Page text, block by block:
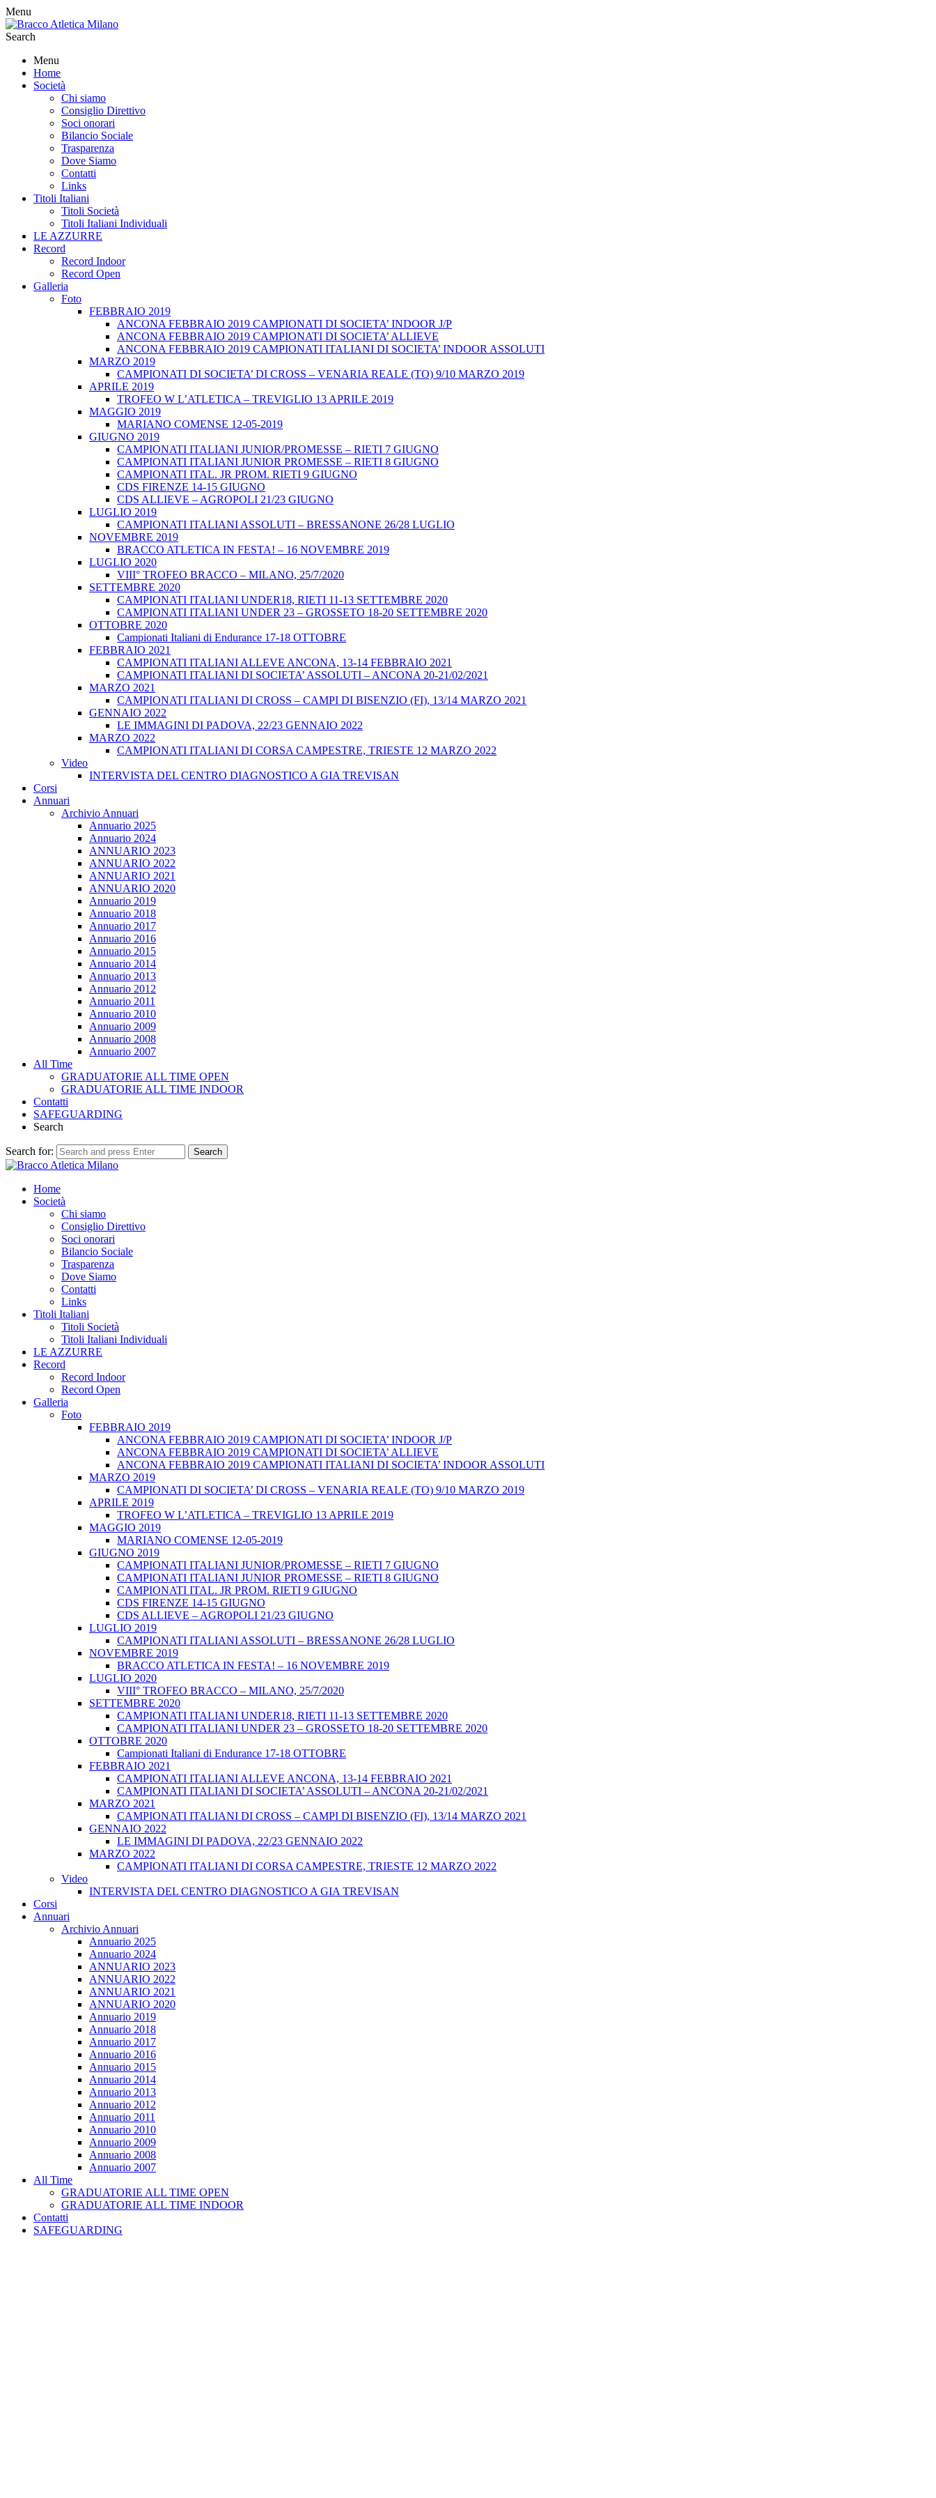
Menu
Search
Menu
Home
Società
Chi siamo
Consiglio Direttivo
Soci onorari
Bilancio Sociale
Trasparenza
Dove Siamo
Contatti
Links
Titoli Italiani
Titoli Società
Titoli Italiani Individuali
LE AZZURRE
Record
Record Indoor
Record Open
Galleria
Foto
FEBBRAIO 2019
ANCONA FEBBRAIO 2019 CAMPIONATI DI SOCIETA’ INDOOR J/P
ANCONA FEBBRAIO 2019 CAMPIONATI DI SOCIETA’ ALLIEVE
ANCONA FEBBRAIO 2019 CAMPIONATI ITALIANI DI SOCIETA’ INDOOR ASSOLUTI
MARZO 2019
CAMPIONATI DI SOCIETA’ DI CROSS – VENARIA REALE (TO) 9/10 MARZO 2019
APRILE 2019
TROFEO W L’ATLETICA – TREVIGLIO 13 APRILE 2019
MAGGIO 2019
MARIANO COMENSE 12-05-2019
GIUGNO 2019
CAMPIONATI ITALIANI JUNIOR/PROMESSE – RIETI 7 GIUGNO
CAMPIONATI ITALIANI JUNIOR PROMESSE – RIETI 8 GIUGNO
CAMPIONATI ITAL. JR PROM. RIETI 9 GIUGNO
CDS FIRENZE 14-15 GIUGNO
CDS ALLIEVE – AGROPOLI 21/23 GIUGNO
LUGLIO 2019
CAMPIONATI ITALIANI ASSOLUTI – BRESSANONE 26/28 LUGLIO
NOVEMBRE 2019
BRACCO ATLETICA IN FESTA! – 16 NOVEMBRE 2019
LUGLIO 2020
VIII° TROFEO BRACCO – MILANO, 25/7/2020
SETTEMBRE 2020
CAMPIONATI ITALIANI UNDER18, RIETI 11-13 SETTEMBRE 2020
CAMPIONATI ITALIANI UNDER 23 – GROSSETO 18-20 SETTEMBRE 2020
OTTOBRE 2020
Campionati Italiani di Endurance 17-18 OTTOBRE
FEBBRAIO 2021
CAMPIONATI ITALIANI ALLEVE ANCONA, 13-14 FEBBRAIO 2021
CAMPIONATI ITALIANI DI SOCIETA’ ASSOLUTI – ANCONA 20-21/02/2021
MARZO 2021
CAMPIONATI ITALIANI DI CROSS – CAMPI DI BISENZIO (FI), 13/14 MARZO 2021
GENNAIO 2022
LE IMMAGINI DI PADOVA, 22/23 GENNAIO 2022
MARZO 2022
CAMPIONATI ITALIANI DI CORSA CAMPESTRE, TRIESTE 12 MARZO 2022
Video
INTERVISTA DEL CENTRO DIAGNOSTICO A GIA TREVISAN
Corsi
Annuari
Archivio Annuari
Annuario 2025
Annuario 2024
ANNUARIO 2023
ANNUARIO 2022
ANNUARIO 2021
ANNUARIO 2020
Annuario 2019
Annuario 2018
Annuario 2017
Annuario 2016
Annuario 2015
Annuario 2014
Annuario 2013
Annuario 2012
Annuario 2011
Annuario 2010
Annuario 2009
Annuario 2008
Annuario 2007
All Time
GRADUATORIE ALL TIME OPEN
GRADUATORIE ALL TIME INDOOR
Contatti
SAFEGUARDING
Search
Search for: Search
Home
Società
Chi siamo
Consiglio Direttivo
Soci onorari
Bilancio Sociale
Trasparenza
Dove Siamo
Contatti
Links
Titoli Italiani
Titoli Società
Titoli Italiani Individuali
LE AZZURRE
Record
Record Indoor
Record Open
Galleria
Foto
FEBBRAIO 2019
ANCONA FEBBRAIO 2019 CAMPIONATI DI SOCIETA’ INDOOR J/P
ANCONA FEBBRAIO 2019 CAMPIONATI DI SOCIETA’ ALLIEVE
ANCONA FEBBRAIO 2019 CAMPIONATI ITALIANI DI SOCIETA’ INDOOR ASSOLUTI
MARZO 2019
CAMPIONATI DI SOCIETA’ DI CROSS – VENARIA REALE (TO) 9/10 MARZO 2019
APRILE 2019
TROFEO W L’ATLETICA – TREVIGLIO 13 APRILE 2019
MAGGIO 2019
MARIANO COMENSE 12-05-2019
GIUGNO 2019
CAMPIONATI ITALIANI JUNIOR/PROMESSE – RIETI 7 GIUGNO
CAMPIONATI ITALIANI JUNIOR PROMESSE – RIETI 8 GIUGNO
CAMPIONATI ITAL. JR PROM. RIETI 9 GIUGNO
CDS FIRENZE 14-15 GIUGNO
CDS ALLIEVE – AGROPOLI 21/23 GIUGNO
LUGLIO 2019
CAMPIONATI ITALIANI ASSOLUTI – BRESSANONE 26/28 LUGLIO
NOVEMBRE 2019
BRACCO ATLETICA IN FESTA! – 16 NOVEMBRE 2019
LUGLIO 2020
VIII° TROFEO BRACCO – MILANO, 25/7/2020
SETTEMBRE 2020
CAMPIONATI ITALIANI UNDER18, RIETI 11-13 SETTEMBRE 2020
CAMPIONATI ITALIANI UNDER 23 – GROSSETO 18-20 SETTEMBRE 2020
OTTOBRE 2020
Campionati Italiani di Endurance 17-18 OTTOBRE
FEBBRAIO 2021
CAMPIONATI ITALIANI ALLEVE ANCONA, 13-14 FEBBRAIO 2021
CAMPIONATI ITALIANI DI SOCIETA’ ASSOLUTI – ANCONA 20-21/02/2021
MARZO 2021
CAMPIONATI ITALIANI DI CROSS – CAMPI DI BISENZIO (FI), 13/14 MARZO 2021
GENNAIO 2022
LE IMMAGINI DI PADOVA, 22/23 GENNAIO 2022
MARZO 2022
CAMPIONATI ITALIANI DI CORSA CAMPESTRE, TRIESTE 12 MARZO 2022
Video
INTERVISTA DEL CENTRO DIAGNOSTICO A GIA TREVISAN
Corsi
Annuari
Archivio Annuari
Annuario 2025
Annuario 2024
ANNUARIO 2023
ANNUARIO 2022
ANNUARIO 2021
ANNUARIO 2020
Annuario 2019
Annuario 2018
Annuario 2017
Annuario 2016
Annuario 2015
Annuario 2014
Annuario 2013
Annuario 2012
Annuario 2011
Annuario 2010
Annuario 2009
Annuario 2008
Annuario 2007
All Time
GRADUATORIE ALL TIME OPEN
GRADUATORIE ALL TIME INDOOR
Contatti
SAFEGUARDING